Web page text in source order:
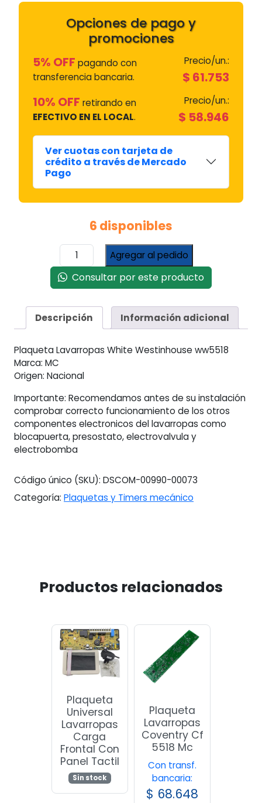
Opciones de pago y
promociones
5% OFF pagando con
transferencia bancaria.
Precio/un.:
$ 61.753
10% OFF retirando en
EFECTIVO EN EL LOCAL.
Precio/un.:
$ 58.946
Ver cuotas con tarjeta de
crédito a través de Mercado
Pago
6 disponibles
Plaqueta
Lavarropas
White
Westinghouse
Mc
cantidad
Agregar al pedido
Consultar por este producto
Descripción Información adicional
Plaqueta Lavarropas White Westinhouse ww5518
Marca: MC
Origen: Nacional
Importante: Recomendamos antes de su instalación
comprobar correcto funcionamiento de los otros
componentes electronicos del lavarropas como
blocapuerta, presostato, electrovalvula y
electrobomba
Código único (SKU): DSCOM-00990-00073
Categoría: Plaquetas y Timers mecánico
Productos relacionados
Plaqueta
Universal
Lavarropas
Carga
Frontal Con
Panel Tactil
Sin stock
Plaqueta
Lavarropas
Coventry Cf
5518 Mc
Con transf.
bancaria:
$ 68.648